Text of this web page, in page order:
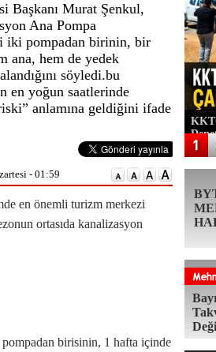
Başkanı Murat Şenkul,
Ana Pompa
iki pompadan birinin, bir
ana, hem de yedek
söyledi.bu
en yoğun saatlerinde
anlamına geldiğini ifade
- 01:59
en önemli turizm merkezi
ortasıda kanalizasyon
birisinin, 1 hafta içinde